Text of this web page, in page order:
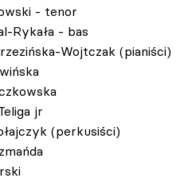
- tenor
Rykała - bas
Wojtczak (pianiści)
jr
(perkusiści)